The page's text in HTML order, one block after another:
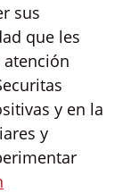
sus
que les
atención
y en la
y